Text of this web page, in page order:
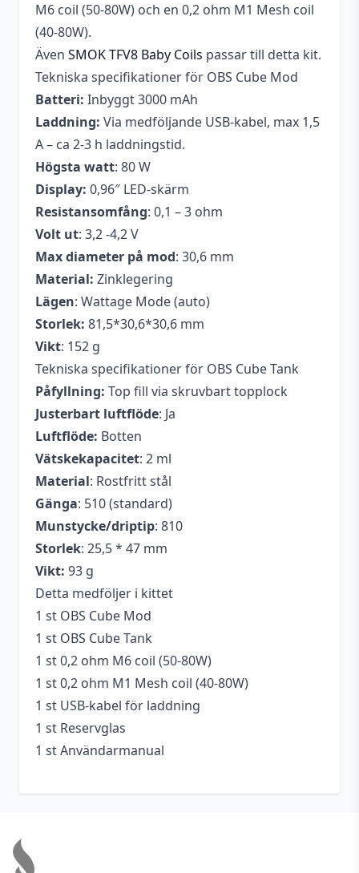
M6 coil (50-80W) och en 0,2 ohm M1 Mesh coil
(40-80W).
Även SMOK TFV8 Baby Coils passar till detta kit.
Tekniska specifikationer för OBS Cube Mod
Batteri: Inbyggt 3000 mAh
Laddning: Via medföljande USB-kabel, max 1,5
A – ca 2-3 h laddningstid.
Högsta watt: 80 W
Display: 0,96″ LED-skärm
Resistansomfång: 0,1 – 3 ohm
Volt ut: 3,2 -4,2 V
Max diameter på mod: 30,6 mm
Material: Zinklegering
Lägen: Wattage Mode (auto)
Storlek: 81,5*30,6*30,6 mm
Vikt: 152 g
Tekniska specifikationer för OBS Cube Tank
Påfyllning: Top fill via skruvbart topplock
Justerbart luftflöde: Ja
Luftflöde: Botten
Vätskekapacitet: 2 ml
Material: Rostfritt stål
Gänga: 510 (standard)
Munstycke/driptip: 810
Storlek: 25,5 * 47 mm
Vikt: 93 g
Detta medföljer i kittet
1 st OBS Cube Mod
1 st OBS Cube Tank
1 st 0,2 ohm M6 coil (50-80W)
1 st 0,2 ohm M1 Mesh coil (40-80W)
1 st USB-kabel för laddning
1 st Reservglas
1 st Användarmanual